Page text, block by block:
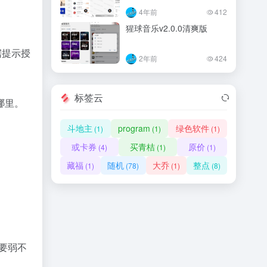
示授
。
弱不
4年前 412
猩球音乐v2.0.0清爽版
2年前 424
标签云
斗地主 (1) program (1) 绿色软件(1)
或卡券 (4) 买青桔 (1) 原价 (1)
藏福 (1) 随机 (78) 大乔(1) 整点 (8)